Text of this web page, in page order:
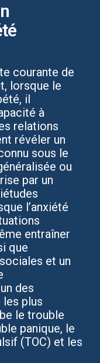
courante de
lorsque le
il
à
relations
révéler un
sous le
ou
par un
l’anxiété
entraîner
que
et un
des
plus
le trouble
panique, le
(TOC) et les